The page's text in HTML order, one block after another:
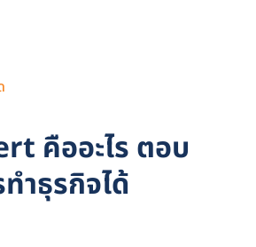
คืออะไร ตอบ
ำธุรกิจได้